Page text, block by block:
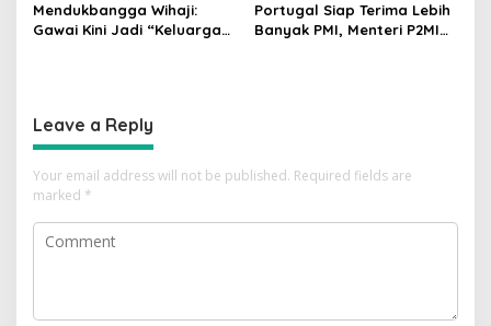
Mendukbangga Wihaji:
Gawai Kini Jadi “Keluarga
Portugal Siap Terima Lebih
Banyak PMI, Menteri P2MI
Leave a Reply
Your email address will not be published. Required fields are
marked *